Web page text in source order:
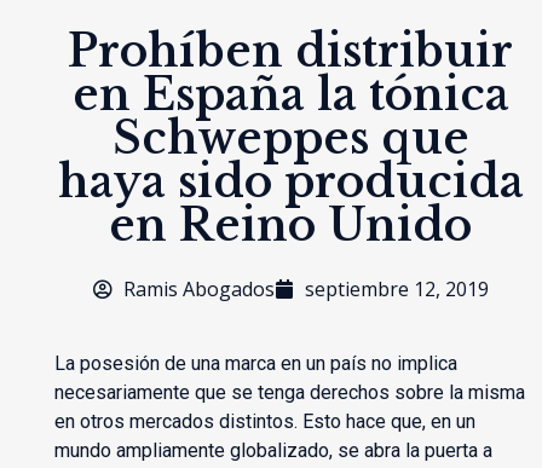
Prohíben distribuir
en España la tónica
Schweppes que
haya sido producida
en Reino Unido
Ramis Abogados septiembre 12, 2019
La posesión de una marca en un país no implica
necesariamente que se tenga derechos sobre la misma
en otros mercados distintos. Esto hace que, en un
mundo ampliamente globalizado, se abra la puerta a